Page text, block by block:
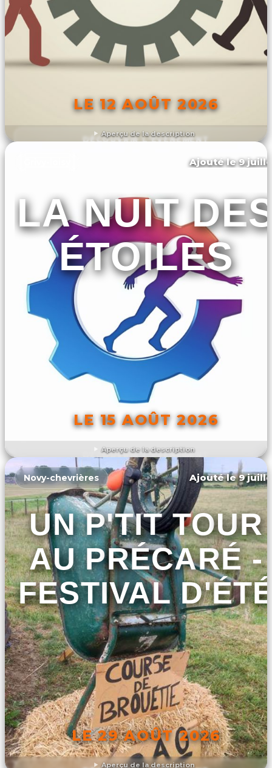
Aperçu de la description
LE 12 AOÛT 2026
DÉCOUVRIR L'ÉVÉNEMENT
Aperçu de la description
Ajouté le 9
LA NUIT
ÉTOILES
LE 15 AOÛT 2026
DÉCOUVRIR L'ÉVÉNEMENT
Aperçu de la description
Novy-chevrières Ajouté le 9
UN P'TIT TOUR
AU PRÉCARÉ -
FESTIVAL
LE 29 AOÛT 2026